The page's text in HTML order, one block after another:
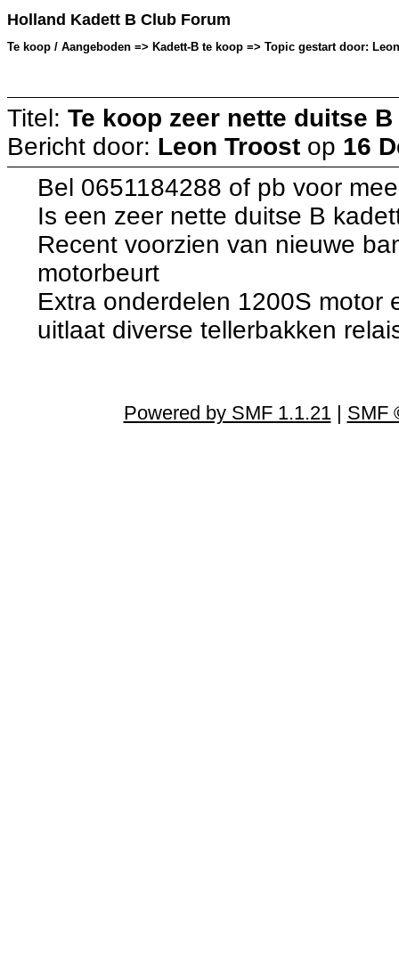
Holland Kadett B Club Forum
Te koop / Aangeboden => Kadett-B te koop => Topic gestart door:
Titel: Te koop zeer nette duitse
Bericht door: Leon Troost op 16
Bel 0651184288 of pb voor
Is een zeer nette duitse B
Recent voorzien van nieuwe
motorbeurt
Extra onderdelen 1200S motor
uitlaat diverse tellerbakken
Powered by SMF 1.1.21| SMF